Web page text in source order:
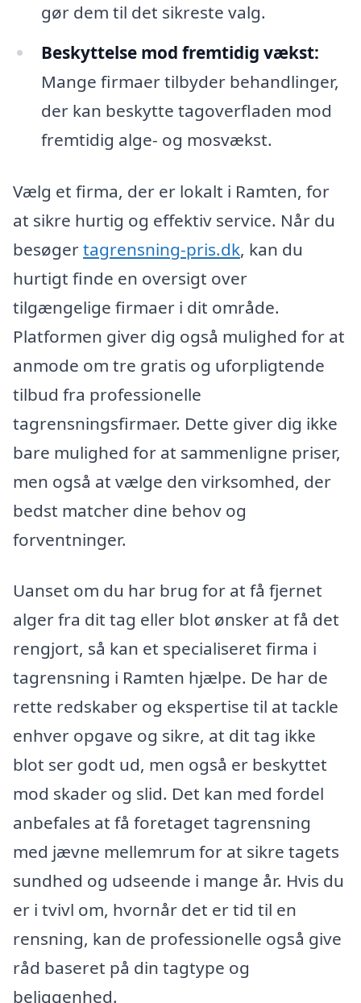
gør dem til det sikreste valg.
Beskyttelse mod fremtidig vækst:
Mange firmaer tilbyder behandlinger,
der kan beskytte tagoverfladen mod
fremtidig alge- og mosvækst.
Vælg et firma, der er lokalt i Ramten, for
at sikre hurtig og effektiv service. Når du
besøgertagrensning-pris.dk, kan du
hurtigt finde en oversigt over
tilgængelige firmaer i dit område.
Platformen giver dig også mulighed for at
anmode om tre gratis og uforpligtende
tilbud fra professionelle
tagrensningsfirmaer. Dette giver dig ikke
bare mulighed for at sammenligne priser,
men også at vælge den virksomhed, der
bedst matcher dine behov og
forventninger.
Uanset om du har brug for at få fjernet
alger fra dit tag eller blot ønsker at få det
rengjort, så kan et specialiseret firma i
tagrensning i Ramten hjælpe. De har de
rette redskaber og ekspertise til at tackle
enhver opgave og sikre, at dit tag ikke
blot ser godt ud, men også er beskyttet
mod skader og slid. Det kan med fordel
anbefales at få foretaget tagrensning
med jævne mellemrum for at sikre tagets
sundhed og udseende i mange år. Hvis du
er i tvivl om, hvornår det er tid til en
rensning, kan de professionelle også give
råd baseret på din tagtype og
beliggenhed.